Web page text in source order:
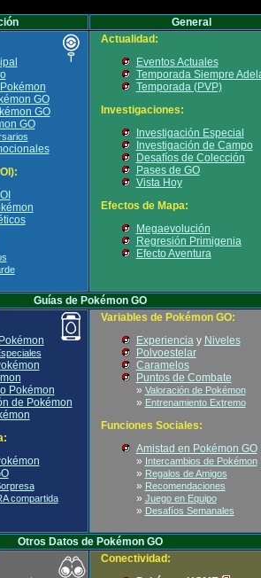
General
GO
GO
GO
Actualidad:
Eventos Actuales
Temporada Siempre
Temporada (PVP)
Investigaciones:
Investigación Especial
Investigación de Campo
Desafíos de Colección
Pases de GO
Vista Hoy
Efectos de Mapa:
Megaevolución
Regresión Primigenia
Efecto Aventura
Guías de Pokémon GO
Pokémon
de Pokémon
compartida
Variables de Pokémon GO:
Experienciay Niveles
Polvoestelar
Caramelos
Puntos de Combate
» Valoración de Pokémon
» Entrenamiento Extremo
Funciones Sociales:
Amistad en Pokémon GO
» Intercambios de Pokémon
» Regalos de Amigos
» Recomendaciones
» Juego en Equipo
» Desafíos Semanales
Otros Datos de Pokémon GO
Conectividad: